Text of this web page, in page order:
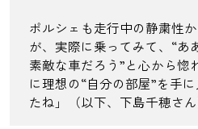
ポルシェも走行中の静粛性
が、実際に乗ってみて、“あ
素敵な車だろう”と心から惚
に理想の“自分の部屋”を手
たね」（以下、下島千穂さん